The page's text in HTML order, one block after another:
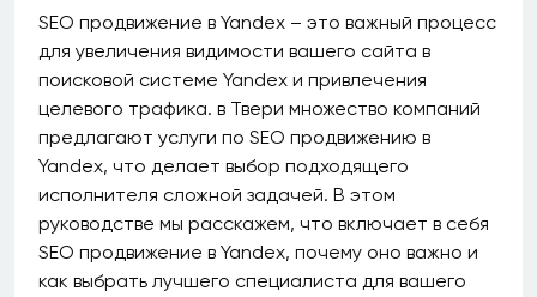
SEO продвижение в Yandex – это важный процесс
для увеличения видимости вашего сайта в
поисковой системе Yandex и привлечения
целевого трафика. в Твери множество компаний
предлагают услуги по SEO продвижению в
Yandex, что делает выбор подходящего
исполнителя сложной задачей. В этом
руководстве мы расскажем, что включает в себя
SEO продвижение в Yandex, почему оно важно и
как выбрать лучшего специалиста для вашего